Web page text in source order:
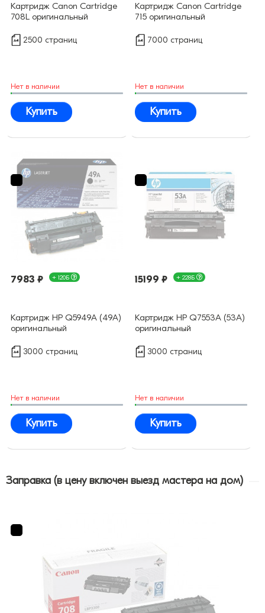
Картридж Canon Cartridge
708L оригинальный
2500 страниц
Нет в наличии
Купить
Картридж Canon Cartridge
715 оригинальный
7000 страниц
Нет в наличии
Купить
7983 ₽ + 120Б
Картридж HP Q5949A (49A)
оригинальный
3000 страниц
Нет в наличии
Купить
15199 ₽ + 228Б
Картридж HP Q7553A (53A)
оригинальный
3000 страниц
Нет в наличии
Купить
Заправка (в цену включен выезд мастера на дом)